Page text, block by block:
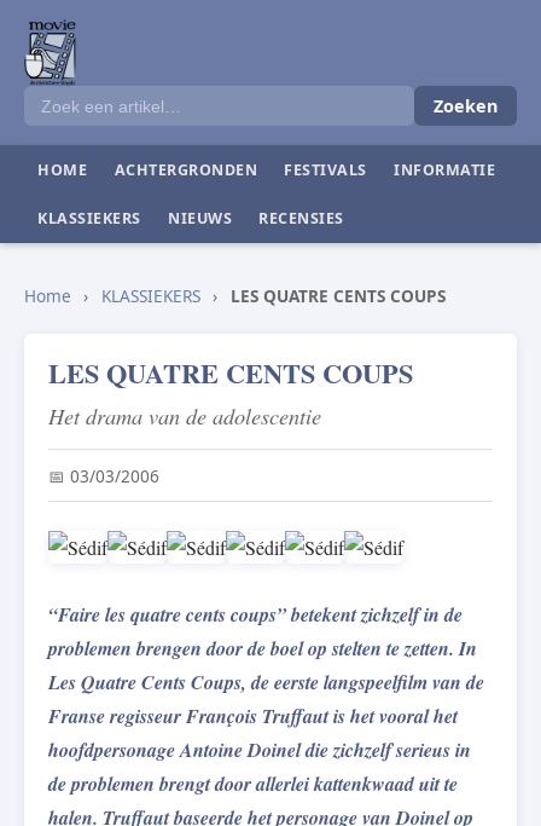
Zoeken
HOME ACHTERGRONDEN FESTIVALS INFORMATIE
KLASSIEKERS NIEUWS RECENSIES
Home › KLASSIEKERS › LES QUATRE CENTS COUPS
LES QUATRE CENTS COUPS
Het drama van de adolescentie
📅 03/03/2006
“Faire les quatre cents coups” betekent zichzelf in de
problemen brengen door de boel op stelten te zetten. In
Les Quatre Cents Coups, de eerste langspeelfilm van de
Franse regisseur François Truffaut is het vooral het
hoofdpersonage Antoine Doinel die zichzelf serieus in
de problemen brengt door allerlei kattenkwaad uit te
halen. Truffaut baseerde het personage van Doinel op